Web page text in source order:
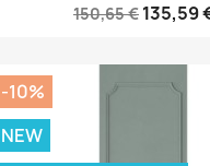
150,65 € 135,59
-10%
NEW